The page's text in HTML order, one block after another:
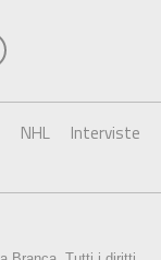
NHL
Interviste